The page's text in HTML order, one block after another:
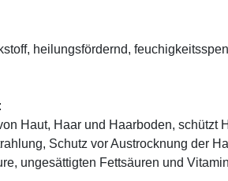
­heilungsfördernd,
Haut, Haar und Haarboden, schützt
Schutz vor Austrocknung der
ungesättigten Fettsäuren und